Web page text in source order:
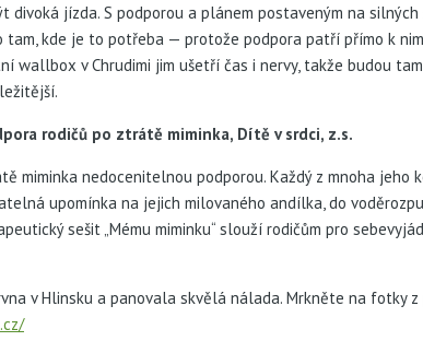
divoká jízda. S podporou a plánem postaveným na
tam, kde je to potřeba — protože podpora patří přímo k
wallbox v Chrudimi jim ušetří čas i nervy, takže budou
rodičů po ztrátě miminka, Dítě v srdci, z.s.
miminka nedocenitelnou podporou. Každý z mnoha
upomínka na jejich milovaného andílka, do
sešit „Mému miminku“ slouží rodičům pro
v Hlinsku a panovala skvělá nálada. Mrkněte na fotky